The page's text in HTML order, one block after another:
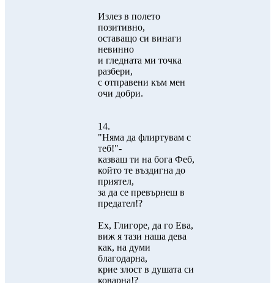
Излез в полето
позитивно,
оставащо си винаги
невинно
и гледната ми точка
разбери,
с отправени към мен
очи добри.
14.
"Няма да флиртувам с
теб!"-
казваш ти на бога Феб,
който те въздигна до
приятел,
за да се превърнеш в
предател!?
Ех, Глигоре, да го Ева,
виж я тази наша дева
как, на думи
благодарна,
крие злост в душата си
коварна!?